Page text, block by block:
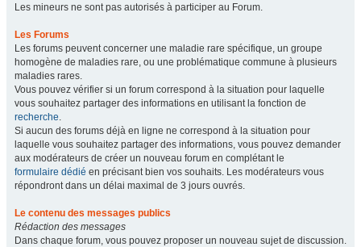
Les mineurs ne sont pas autorisés à participer au Forum.
Les Forums
Les forums peuvent concerner une maladie rare spécifique, un groupe
homogène de maladies rare, ou une problématique commune à plusieurs
maladies rares.
Vous pouvez vérifier si un forum correspond à la situation pour laquelle
vous souhaitez partager des informations en utilisant la fonction de
recherche.
Si aucun des forums déjà en ligne ne correspond à la situation pour
laquelle vous souhaitez partager des informations, vous pouvez demander
aux modérateurs de créer un nouveau forum en complétant le
formulaire dédié en précisant bien vos souhaits. Les modérateurs vous
répondront dans un délai maximal de 3 jours ouvrés.
Le contenu des messages publics
Rédaction des messages
Dans chaque forum, vous pouvez proposer un nouveau sujet de discussion.